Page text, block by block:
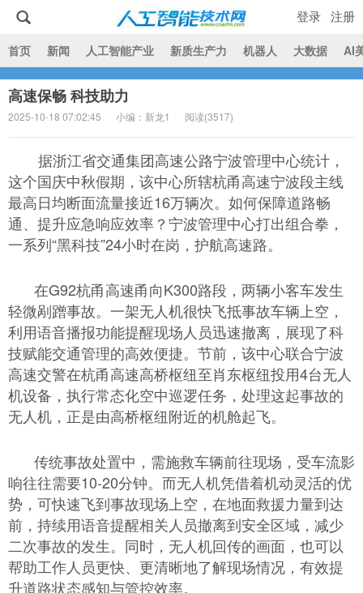
人工智能技术网
首页 新闻 人工智能产业 新质生产力 机器人 大数据 AI
登录 注册
高速保畅 科技助力
2025-10-18 07:02:45 小编：新龙1 阅读(3517)
据浙江省交通集团高速公路宁波管理中心统计，
这个国庆中秋假期，该中心所辖杭甬高速宁波段主线
最高日均断面流量接近16万辆次。如何保障道路畅
通、提升应急响应效率？宁波管理中心打出组合拳，
一系列“黑科技”24小时在岗，护航高速路。
在G92杭甬高速甬向K300路段，两辆小客车发生
轻微剐蹭事故。一架无人机很快飞抵事故车辆上空，
利用语音播报功能提醒现场人员迅速撤离，展现了科
技赋能交通管理的高效便捷。节前，该中心联合宁波
高速交警在杭甬高速高桥枢纽至肖东枢纽投用4台无人
机设备，执行常态化空中巡逻任务，处理这起事故的
无人机，正是由高桥枢纽附近的机舱起飞。
传统事故处置中，需施救车辆前往现场，受车流影
响往往需要10-20分钟。而无人机凭借着机动灵活的优
势，可快速飞到事故现场上空，在地面救援力量到达
前，持续用语音提醒相关人员撤离到安全区域，减少
二次事故的发生。同时，无人机回传的画面，也可以
帮助工作人员更快、更清晰地了解现场情况，有效提
升道路状态感知与管控效率。